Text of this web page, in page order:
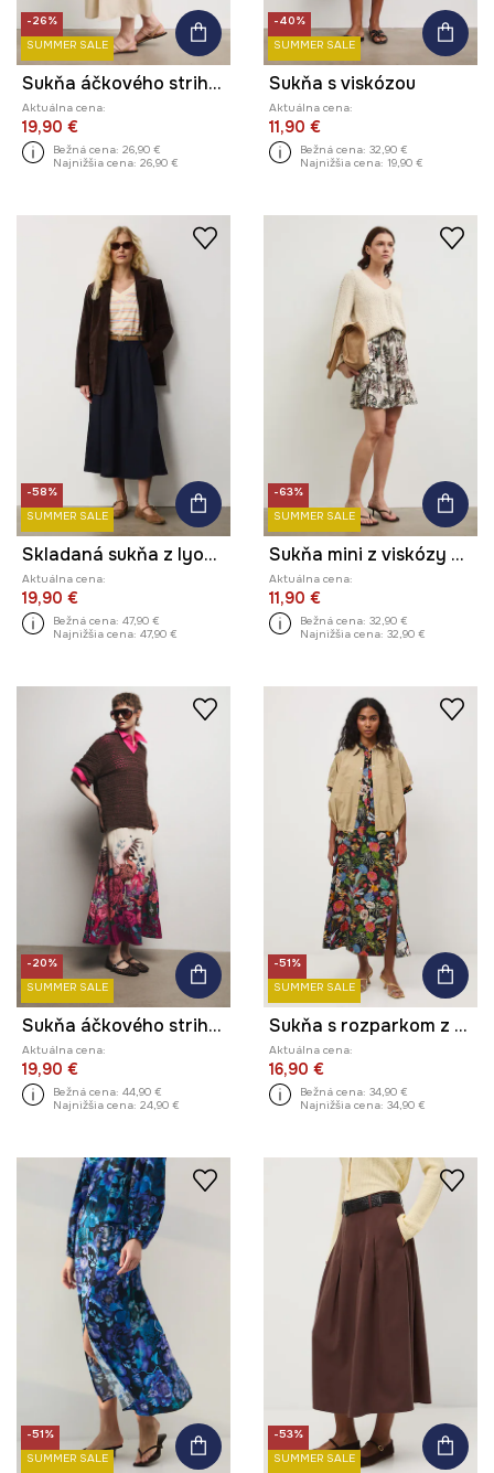
-26%
SUMMER SALE
Sukňa áčkového strihu s viskózou
Aktuálna cena:
19,90 €
Bežná cena: 26,90 €
Najnižšia cena: 26,90 €
-40%
SUMMER SALE
Sukňa s viskózou
Aktuálna cena:
11,90 €
Bežná cena: 32,90 €
Najnižšia cena: 19,90 €
-58%
SUMMER SALE
Skladaná sukňa z lyocellu
Aktuálna cena:
19,90 €
Bežná cena: 47,90 €
Najnižšia cena: 47,90 €
-63%
SUMMER SALE
Sukňa mini z viskózy vzorovaná
Aktuálna cena:
11,90 €
Bežná cena: 32,90 €
Najnižšia cena: 32,90 €
-20%
SUMMER SALE
Sukňa áčkového strihu z viskózy z kolekcie Ilona Tambor x Medicine
Aktuálna cena:
19,90 €
Bežná cena: 44,90 €
Najnižšia cena: 24,90 €
-51%
SUMMER SALE
Sukňa s rozparkom z viskózy
Aktuálna cena:
16,90 €
Bežná cena: 34,90 €
Najnižšia cena: 34,90 €
-51%
SUMMER SALE
-53%
SUMMER SALE